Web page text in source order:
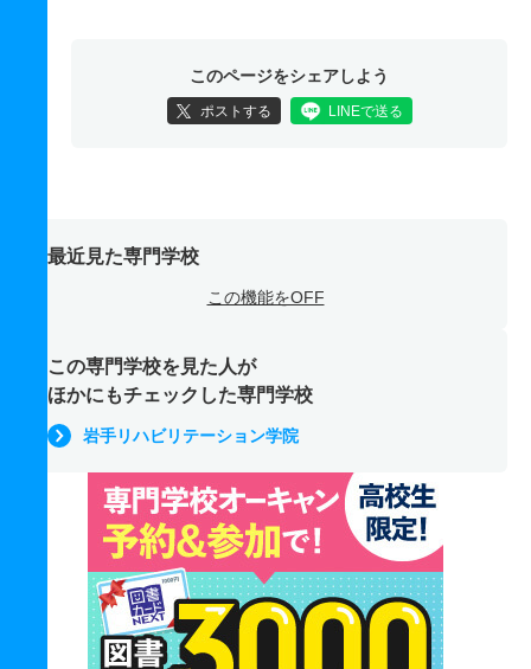
このページをシェアしよう
ポストする LINEで送る
最近見た専門学校
この機能をOFF
この専門学校を見た人が
ほかにもチェックした専門学校
岩手リハビリテーション学院